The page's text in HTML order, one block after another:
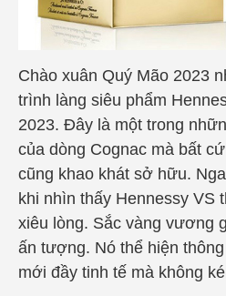
Chào xuân Quý Mão 2023
trình làng siêu phẩm
2023. Đây là một trong
của dòng Cognac mà bất
cũng khao khát sở hữu.
khi nhìn thấy Hennessy VS
xiêu lòng. Sắc vàng vương
ấn tượng. Nó thể hiện
mới đầy tinh tế mà không